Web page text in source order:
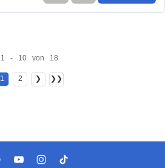
1 - 10 von 18
1 2 ❯ ❯❯